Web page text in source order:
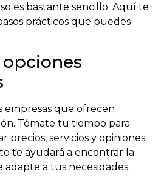
es bastante sencillo. Aquí te
prácticos que puedes
opciones
empresas que ofrecen
Tómate tu tiempo para
precios, servicios y opiniones
te ayudará a encontrar la
a tus necesidades.